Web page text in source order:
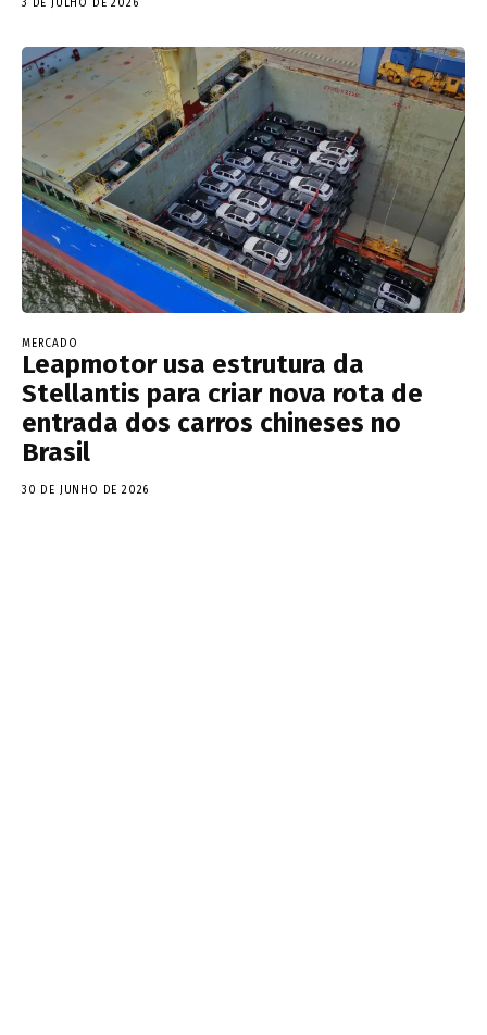
3 DE JULHO DE 2026
MERCADO
Leapmotor usa estrutura da
Stellantis para criar nova rota de
entrada dos carros chineses no
Brasil
30 DE JUNHO DE 2026